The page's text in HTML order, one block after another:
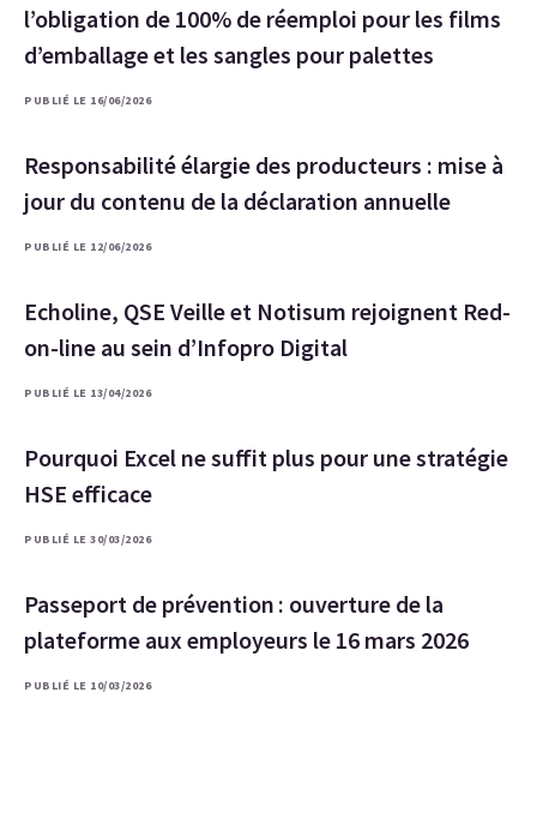
l’obligation de 100% de réemploi pour les films
d’emballage et les sangles pour palettes
PUBLIÉ LE 16/06/2026
Responsabilité élargie des producteurs : mise à
jour du contenu de la déclaration annuelle
PUBLIÉ LE 12/06/2026
Echoline, QSE Veille et Notisum rejoignent Red-
on-line au sein d’Infopro Digital
PUBLIÉ LE 13/04/2026
Pourquoi Excel ne suffit plus pour une stratégie
HSE efficace
PUBLIÉ LE 30/03/2026
Passeport de prévention : ouverture de la
plateforme aux employeurs le 16 mars 2026
PUBLIÉ LE 10/03/2026